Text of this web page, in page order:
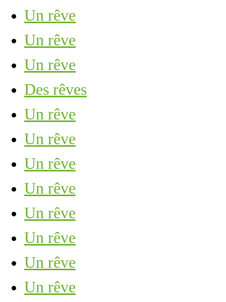
Un rêve
Un rêve
Un rêve
Des rêves
Un rêve
Un rêve
Un rêve
Un rêve
Un rêve
Un rêve
Un rêve
Un rêve